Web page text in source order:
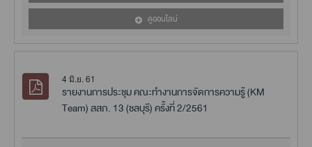
ดูออนไลน์
4 มิ.ย. 61
รายงานการประชุม คณะทำงานการจัดการความรู้ (KM
Team) สสภ. 13 (ชลบุรี) ครั้งที่ 2/2561